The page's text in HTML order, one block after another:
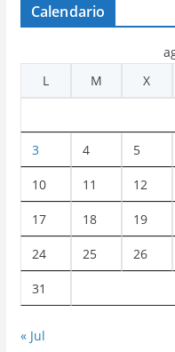
Calendario
L
M X
3 4 5
10 11 12
17 18 19
24 25 26
31
« Jul